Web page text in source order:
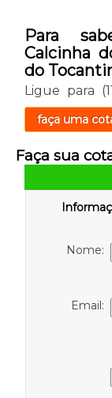
Para
Calcinha
do
Ligue para
faça uma
Faça sua
Nome:
Email: